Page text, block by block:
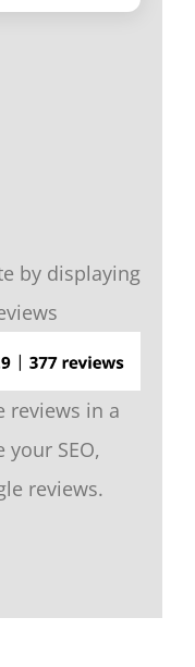
by displaying
reviews in a
SEO,
reviews.